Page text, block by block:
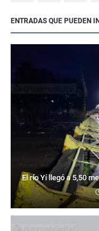
ENTRADAS QUE PUEDEN
El río Yí llegó a 5,50